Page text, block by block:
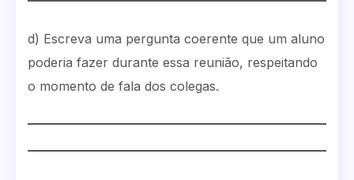
d) Escreva uma pergunta coerente que um aluno
poderia fazer durante essa reunião, respeitando
o momento de fala dos colegas.